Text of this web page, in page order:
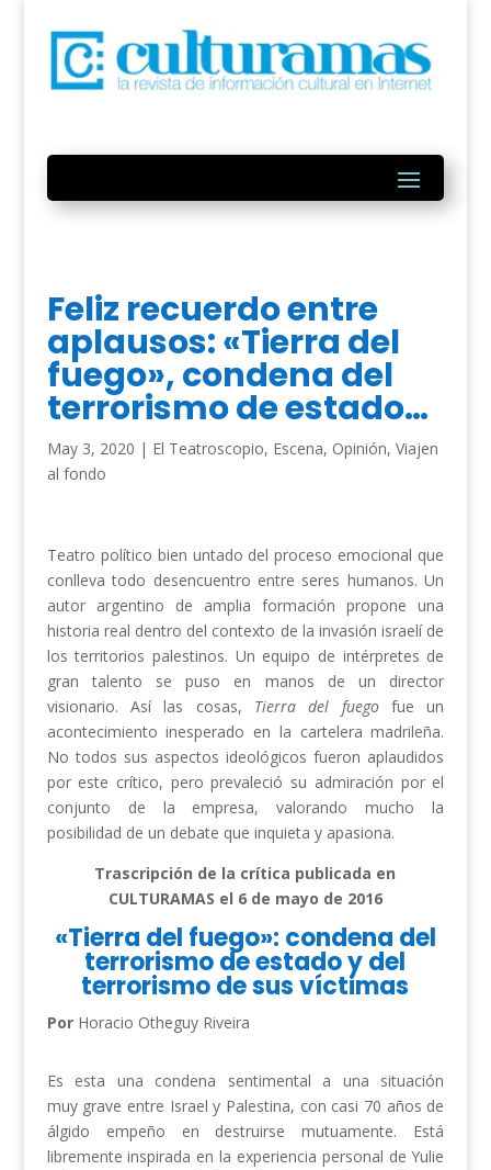
Feliz recuerdo entre
aplausos: «Tierra del
fuego», condena del
terrorismo de estado…
May 3, 2020 | El Teatroscopio, Escena, Opinión, Viajen
al fondo
Teatro político bien untado del proceso emocional que
conlleva todo desencuentro entre seres humanos. Un
autor argentino de amplia formación propone una
historia real dentro del contexto de la invasión israelí de
los territorios palestinos. Un equipo de intérpretes de
gran talento se puso en manos de un director
visionario. Así las cosas, Tierra del fuegofue un
acontecimiento inesperado en la cartelera madrileña.
No todos sus aspectos ideológicos fueron aplaudidos
por este crítico, pero prevaleció su admiración por el
conjunto de la empresa, valorando mucho la
posibilidad de un debate que inquieta y apasiona.
Trascripción de la crítica publicada en
CULTURAMAS el 6 de mayo de 2016
«Tierra del fuego»: condena del
terrorismo de estado y del
terrorismo de sus víctimas
PorHoracio Otheguy Riveira
Es esta una condena sentimental a una situación
muy grave entre Israel y Palestina, con casi 70 años de
álgido empeño en destruirse mutuamente. Está
libremente inspirada en la experiencia personal de Yulie